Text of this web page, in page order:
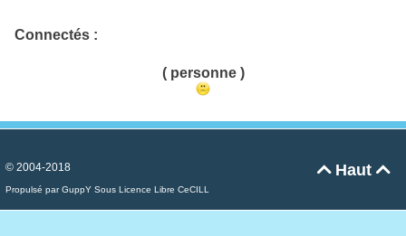
Connectés :
( personne )
Haut 
© 2004-2018
Propulsé par GuppY Sous Licence Libre CeCILL